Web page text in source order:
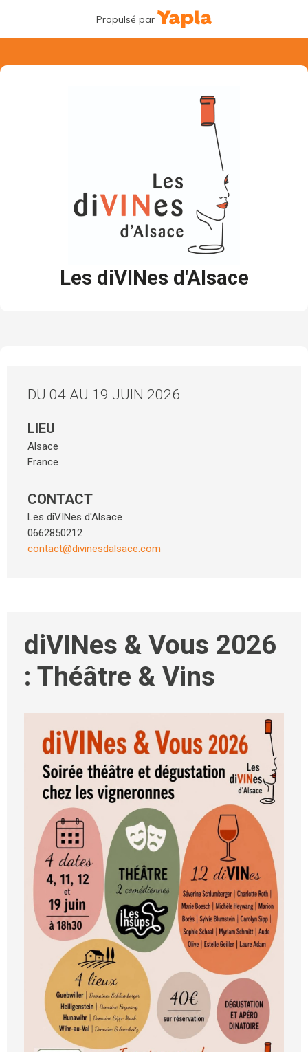
Propulsé par
Les diVINes d'Alsace
DU 04 AU 19 JUIN 2026
LIEU
Alsace
France
CONTACT
Les diVINes d'Alsace
0662850212
contact@divinesdalsace.com
diVINes & Vous 2026
: Théâtre & Vins